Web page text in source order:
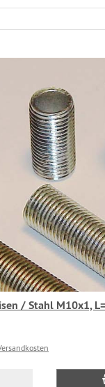
/ Stahl M10x1,